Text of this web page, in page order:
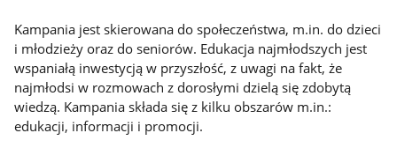
Kampania jest skierowana do społeczeństwa, m.in. do dzieci
i młodzieży oraz do seniorów. Edukacja najmłodszych jest
wspaniałą inwestycją w przyszłość, z uwagi na fakt, że
najmłodsi w rozmowach z dorosłymi dzielą się zdobytą
wiedzą. Kampania składa się z kilku obszarów m.in.:
edukacji, informacji i promocji.